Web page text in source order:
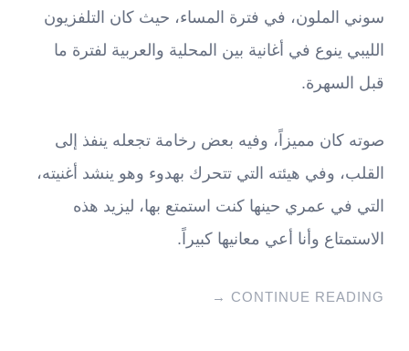
سوني الملون، في فترة المساء، حيث كان التلفزيون
الليبي ينوع في أغانية بين المحلية والعربية لفترة ما
قبل السهرة.
صوته كان مميزاً، وفيه بعض رخامة تجعله ينفذ إلى
القلب، وفي هيئته التي تتحرك بهدوء وهو ينشد أغنيته،
التي في عمري حينها كنت استمتع بها، ليزيد هذه
الاستمتاع وأنا أعي معانيها كبيراً.
CONTINUE READING
→